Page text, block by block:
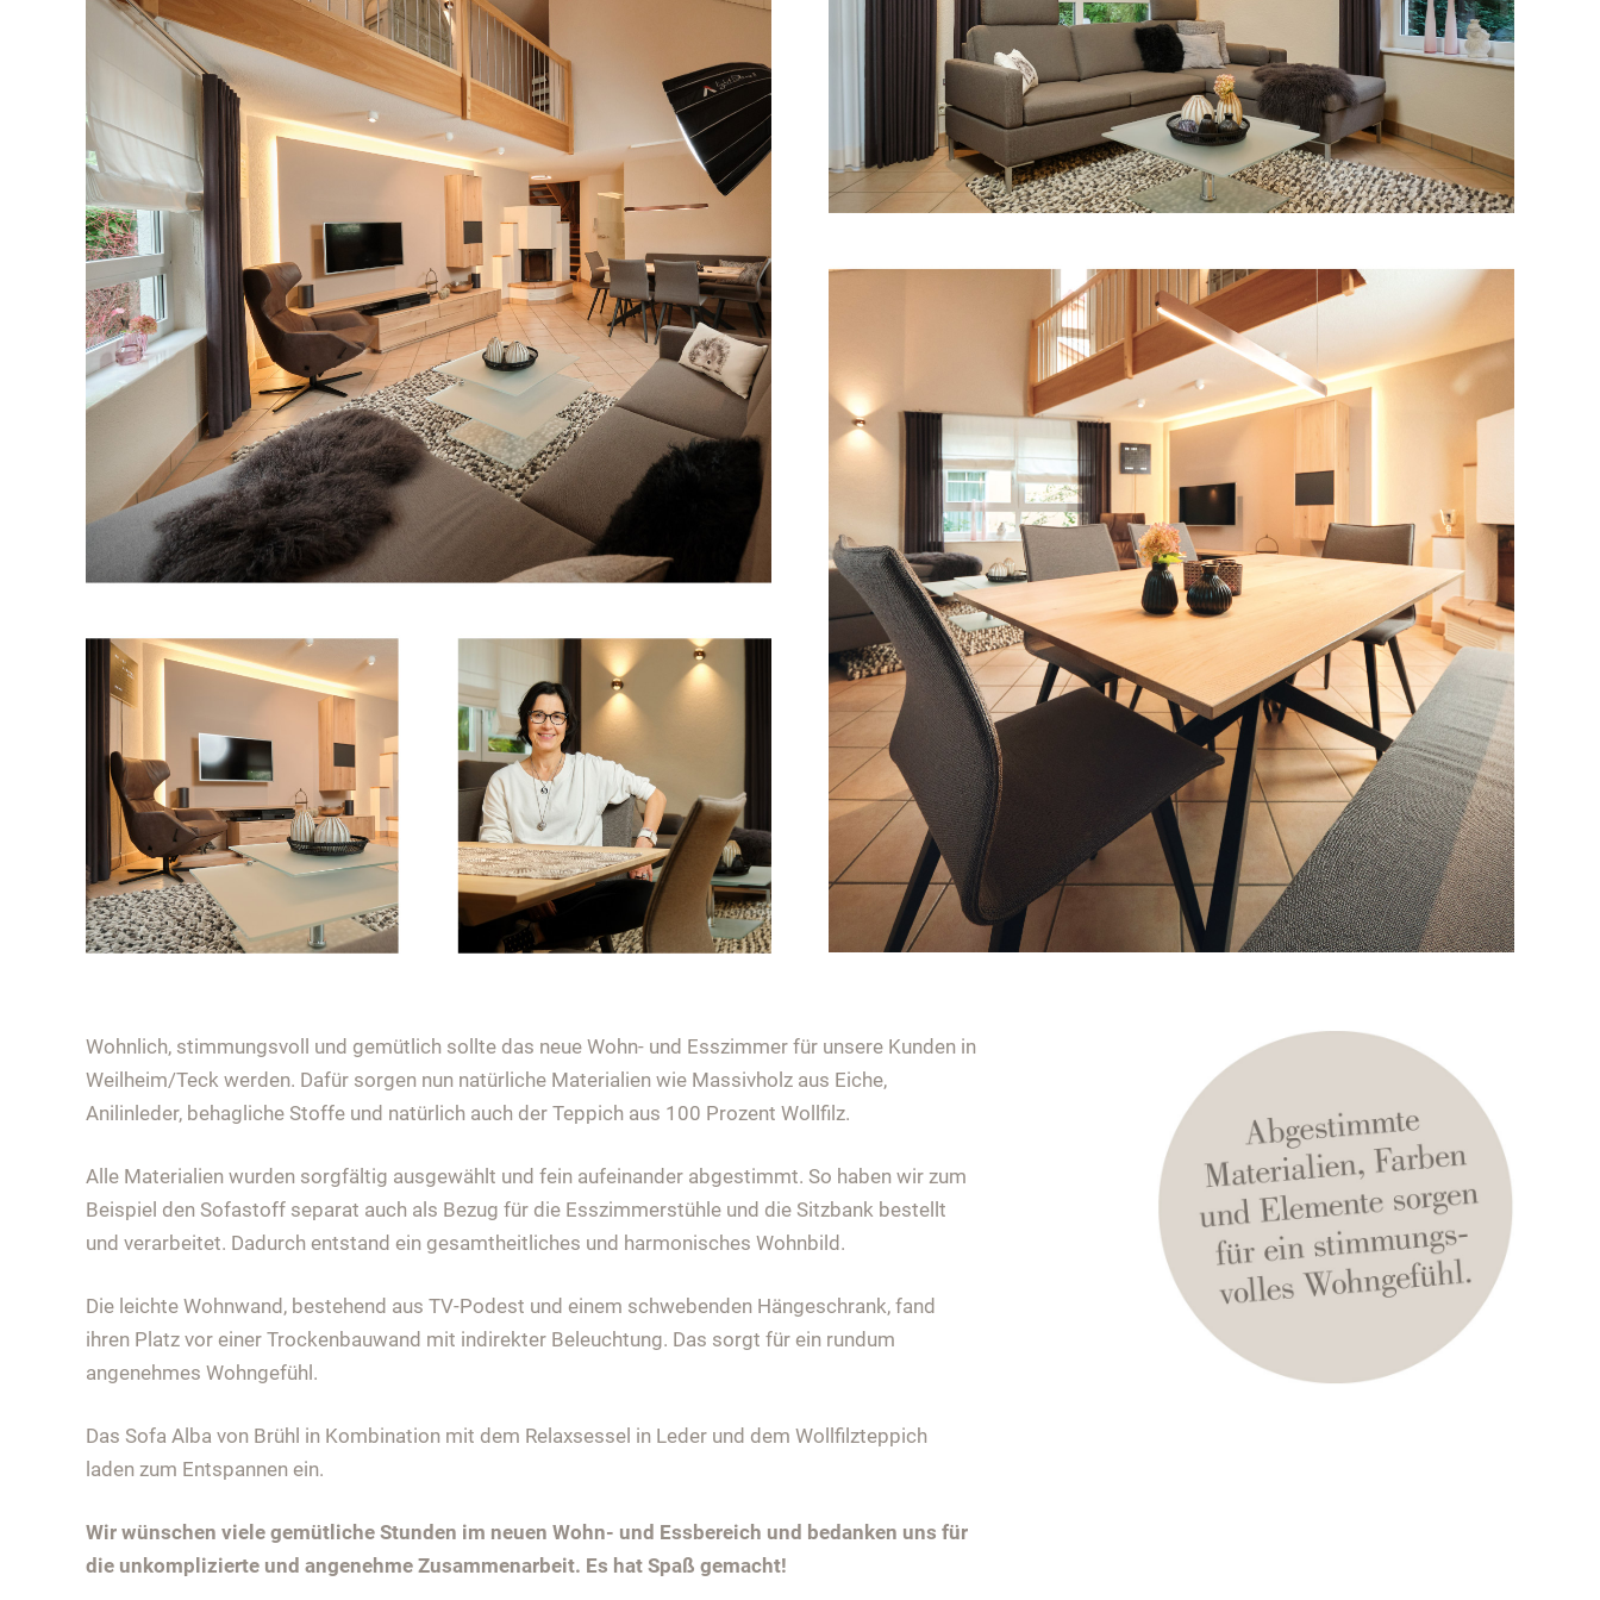
Wohnlich, stimmungsvoll und gemütlich sollte das neue Wohn- und Esszimmer für unsere Kunden in
Weilheim/Teck werden. Dafür sorgen nun natürliche Materialien wie Massivholz aus Eiche,
Anilinleder, behagliche Stoffe und natürlich auch der Teppich aus 100 Prozent Wollfilz.
Alle Materialien wurden sorgfältig ausgewählt und fein aufeinander abgestimmt. So haben wir zum
Beispiel den Sofastoff separat auch als Bezug für die Esszimmerstühle und die Sitzbank bestellt
und verarbeitet. Dadurch entstand ein gesamtheitliches und harmonisches Wohnbild.
Die leichte Wohnwand, bestehend aus TV-Podest und einem schwebenden Hängeschrank, fand
ihren Platz vor einer Trockenbauwand mit indirekter Beleuchtung. Das sorgt für ein rundum
angenehmes Wohngefühl.
Das Sofa Alba von Brühl in Kombination mit dem Relaxsessel in Leder und dem Wollfilzteppich
laden zum Entspannen ein.
Wir wünschen viele gemütliche Stunden im neuen Wohn- und Essbereich und bedanken uns für
die unkomplizierte und angenehme Zusammenarbeit. Es hat Spaß gemacht!